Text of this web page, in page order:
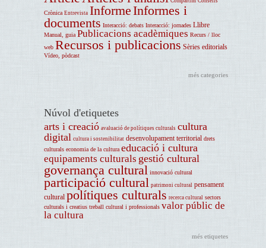
Crònica Entrevista InformeInformes i
documents Interacció: debats Interacció: jornades Llibre
Manual, guia Publicacions acadèmiques Recurs / lloc
web Recursos i publicacions Sèries editorials
Vídeo, pòdcast
més categories
Núvol d'etiquetes
arts i creació avaluació de polítiques culturals cultura
digital cultura i sostenibilitat desenvolupament territorial drets
culturals economia de la cultura educació i cultura
equipaments culturals gestió cultural
governança cultural innovació cultural
participació cultural patrimoni cultural pensament
cultural polítiques culturals recerca cultural sectors
culturals i creatius treball cultural i professionals valor públic de
la cultura
més etiquetes